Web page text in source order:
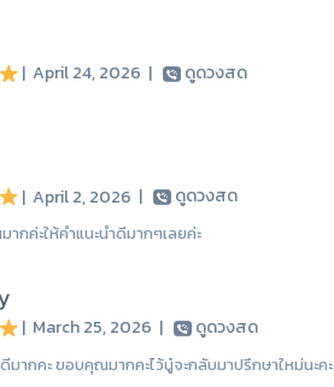
| April 24, 2026 | ดูดวงสด
| April 2, 2026 | ดูดวงสด
กค่ะให้คำแนะนำดีมากๆเลยค่ะ
| March 25, 2026 | ดูดวงสด
มากคะ ขอบคุณมากคะไว้นู๋จะกลับมาปรึกษาใหม่นะคะ